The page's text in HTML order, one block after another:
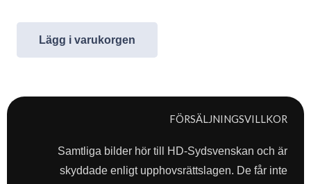
Lägg i varukorgen
FÖRSÄLJNINGSVILLKOR
Samtliga bilder hör till HD-Sydsvenskan och är
skyddade enligt upphovsrättslagen. De får inte